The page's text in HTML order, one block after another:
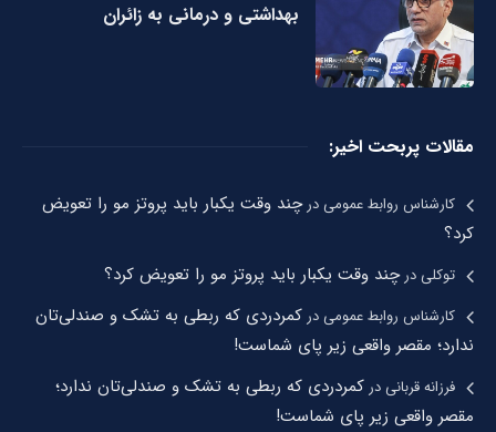
بهداشتی و درمانی به زائران
مقالات پربحت اخیر:
کارشناس روابط عمومیدرچند وقت یکبار باید پروتز مو را تعویض
کرد؟
توکلیدرچند وقت یکبار باید پروتز مو را تعویض کرد؟
کارشناس روابط عمومیدر کمردردی که ربطی به تشک و صندلی‌تان
ندارد؛ مقصر واقعی زیر پای شماست!
فرزانه قربانیدر کمردردی که ربطی به تشک و صندلی‌تان ندارد؛
مقصر واقعی زیر پای شماست!